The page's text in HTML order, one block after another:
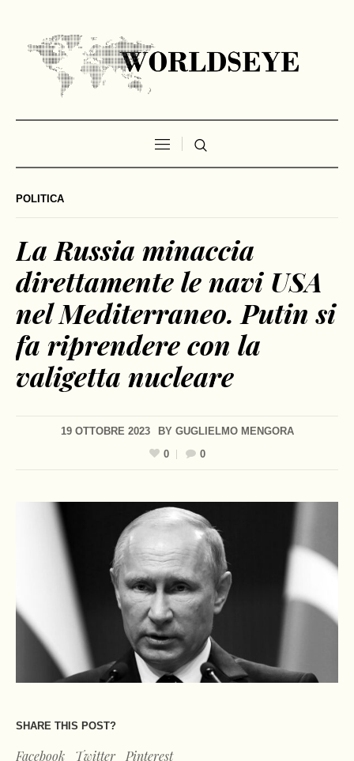
POLITICA
La Russia minaccia
direttamente le navi USA
nel Mediterraneo. Putin si
fa riprendere con la
valigetta nucleare
19 OTTOBRE 2023 BY GUGLIELMO MENGORA
0
0
SHARE THIS POST?
Facebook Twitter Pinterest